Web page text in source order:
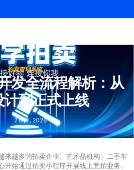
拍卖管理系统
发全流程解析：从
计到正式上线
2 6 月, 2026
来越多的拍卖企业、艺术品机构、二手车
开始通过拍卖小程序开展线上竞拍业务。